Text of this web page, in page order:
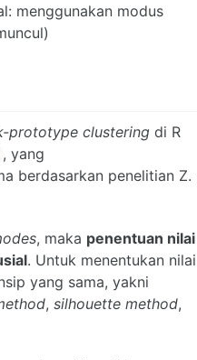
menggunakan modus
prototype clustering di R
, yang
berdasarkan penelitian Z.
, maka penentuan nilai
. Untuk menentukan nilai
yang sama, yakni
, silhouette method,